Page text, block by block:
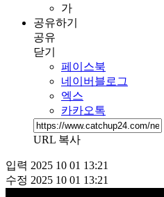
가
공유하기
공유
닫기
페이스북
네이버블로그
엑스
카카오톡
URL 복사
입력 2025 10 01 13:21
수정 2025 10 01 13:21